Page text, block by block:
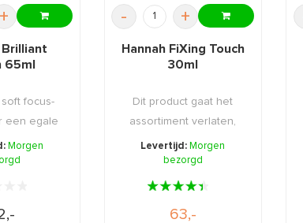
+
Brilliant
65ml
focus-
een egale
huid.
Morgen
- +
Hannah FiXing Touch
30ml
Dit product gaat het
assortiment verlaten,
daarom nu extra v ...
Levertijd: Morgen
bezorgd
63,-